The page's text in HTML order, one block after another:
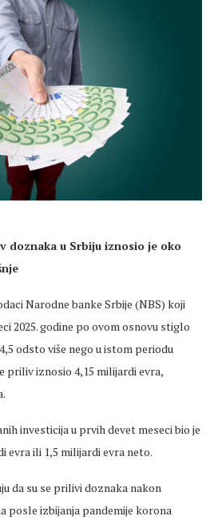
doznaka u Srbiju iznosio je oko
Narodne banke Srbije (NBS) koji
2025. godine po ovom osnovu stiglo
odsto više nego u istom periodu
priliv iznosio 4,15 milijardi evra,
investicija u prvih devet mesecibio je
evra ili 1,5 milijardi evra neto.
da su se prilivi doznaka nakon
posle izbijanja pandemije korona